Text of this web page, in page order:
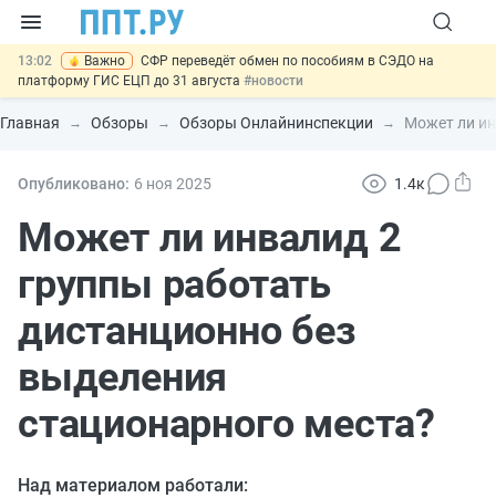
13:02 Важно
СФР переведёт обмен по пособиям в СЭДО на
платформу ГИС ЕЦП до 31 августа #новости
12:20 Введут обязательное страхование банковских гарантий по
крупным госконтрактам
#новости
10:08 Договоры займа под залог жилья предложили заверять у
14:34
НМЦК на топливо: ФАС разъяснила порядок расчёта до конца
2026 года#новости
Главная Обзоры Обзоры Онлайнинспекции Может ли
Опубликовано: 6 ноя 2025 1.4к
Может ли инвалид 2
группы работать
дистанционно без
выделения
стационарного места?
Над материалом работали: